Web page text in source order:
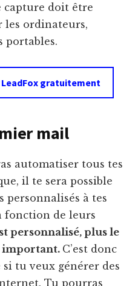
capture doit être
ordinateurs,
portables.
gratuitement
mail
automatiser tous tes
il te sera possible
personnalisés à tes
fonction de leurs
personnalisé, plus le
important. C’est donc
tu veux générer des
Tu pourras